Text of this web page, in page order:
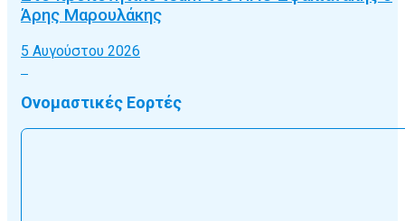
Άρης Μαρουλάκης
5 Αυγούστου 2026
Ονομαστικές Εορτές